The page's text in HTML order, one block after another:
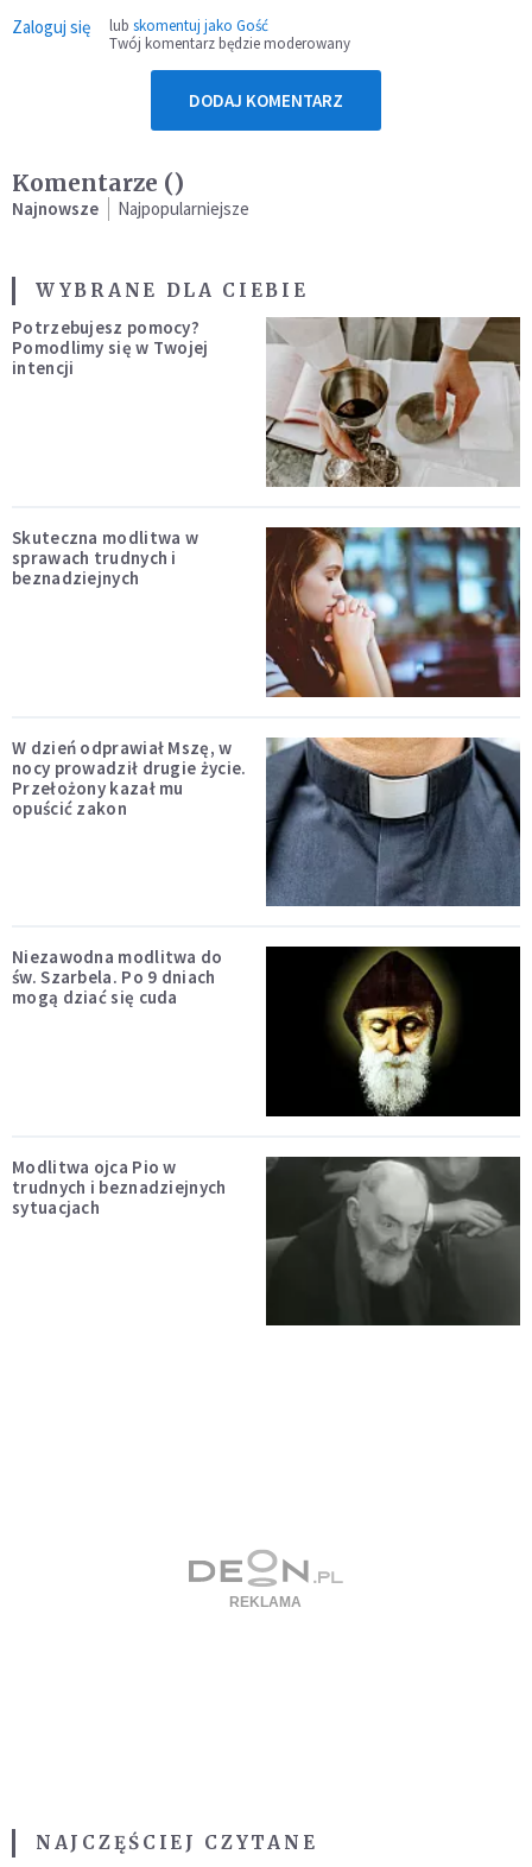
Zaloguj się lub skomentuj jako Gość
Twój komentarz będzie moderowany
DODAJ KOMENTARZ
Komentarze ()
Najnowsze Najpopularniejsze
WYBRANE DLA CIEBIE
Potrzebujesz pomocy?
Pomodlimy się w Twojej
intencji
Skuteczna modlitwa w
sprawach trudnych i
beznadziejnych
W dzień odprawiał Mszę, w
nocy prowadził drugie życie.
Przełożony kazał mu
opuścić zakon
Niezawodna modlitwa do
św. Szarbela. Po 9 dniach
mogą dziać się cuda
Modlitwa ojca Pio w
trudnych i beznadziejnych
sytuacjach
NAJCZĘŚCIEJ CZYTANE